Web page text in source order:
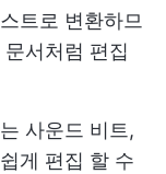
트로 변환하므
서처럼 편집
사운드 비트,
게 편집 할 수